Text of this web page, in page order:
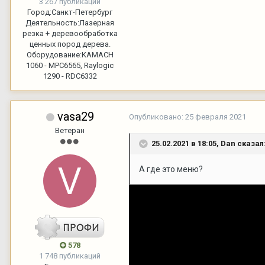
Город:Санкт-Петербург
Деятельность:Лазерная
резка + деревообработка
ценных пород дерева.
Оборудование:KAMACH
1060 - MPC6565, Raylogic
1290 - RDC6332
vasa29
Ветеран
578
1 748 публикаций
Опубликовано: 25 февраля 2021
25.02.2021 в 18:05, Dan
А где это меню?